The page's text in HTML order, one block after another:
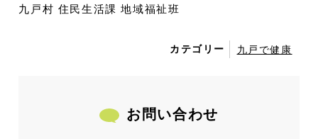
九戸村 住民生活課 地域福祉班
カテゴリー 九戸で健康
お問い合わせ